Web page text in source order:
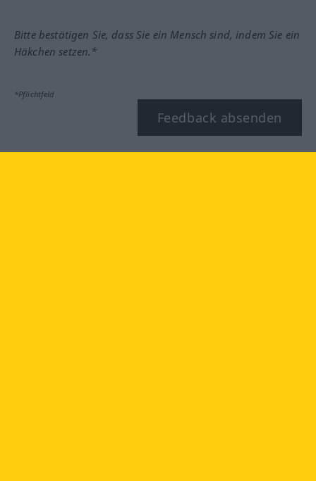
Bitte bestätigen Sie, dass Sie ein Mensch sind, indem Sie ein
Häkchen setzen.*
*Pflichtfeld
Feedback absenden